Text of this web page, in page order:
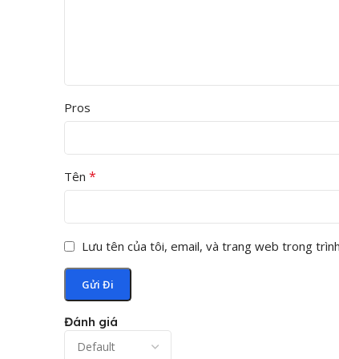
Đánh giá
Pros
Tên *
Lưu tên của tôi, email, và trang web trong